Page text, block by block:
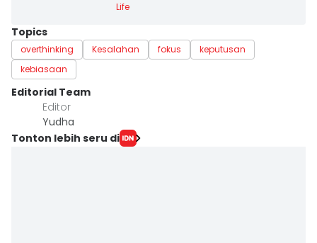
Life
Topics
overthinking Kesalahan fokus
keputusan
kebiasaan
Editorial Team
Editor
Yudha ‎
Tonton lebih seru di